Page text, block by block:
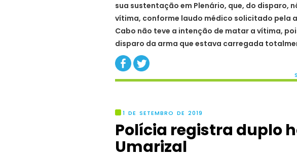
sua sustentação em Plenário, que, do disparo,
vítima, conforme laudo médico solicitado pela
Cabo não teve a intenção de matar a vítima,
disparo da arma que estava carregada
1 DE SETEMBRO DE 2019
Polícia registra duplo
Umarizal